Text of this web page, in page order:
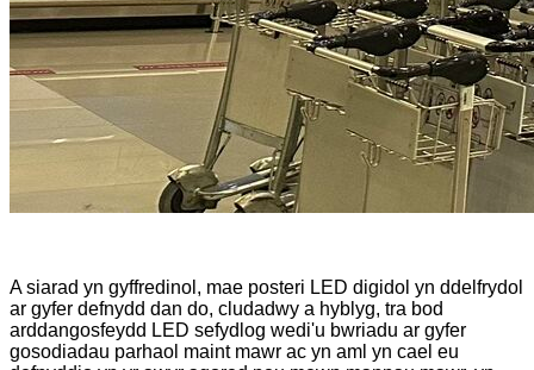
A siarad yn gyffredinol, mae posteri LED digidol yn ddelfrydol
ar gyfer defnydd dan do, cludadwy a hyblyg, tra bod
arddangosfeydd LED sefydlog wedi'u bwriadu ar gyfer
gosodiadau parhaol maint mawr ac yn aml yn cael eu